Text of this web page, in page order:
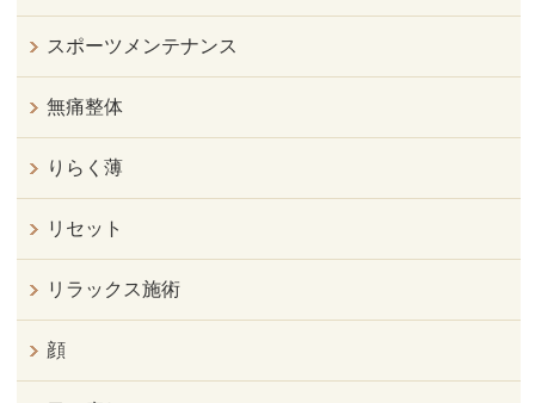
スポーツメンテナンス
無痛整体
りらく薄
リセット
リラックス施術
顔